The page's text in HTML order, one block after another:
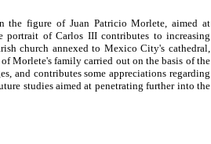
the figure of Juan Patricio Morlete, aimed at
of Carlos III contributes to increasing
church annexed to Mexico City's cathedral,
Morlete's family carried out on the basis of the
and contributes some appreciations regarding
studies aimed at penetrating further into the